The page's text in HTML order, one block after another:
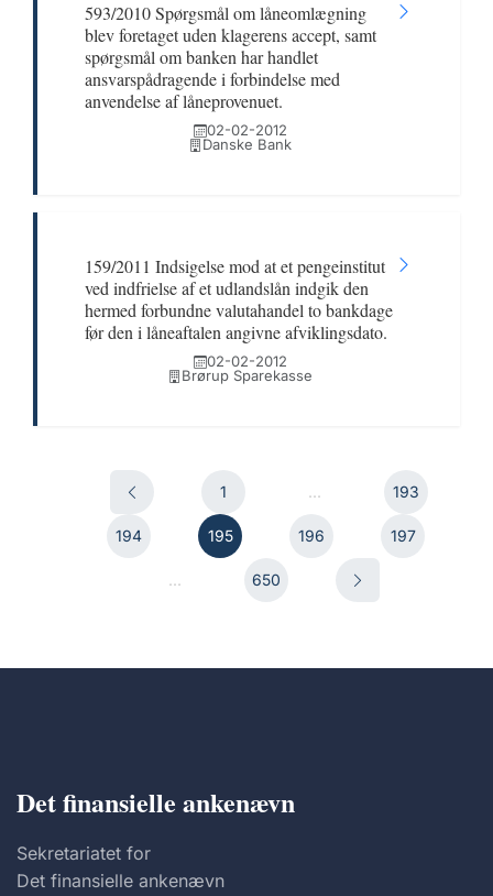
593/2010 Spørgsmål om låneomlægning
blev foretaget uden klagerens accept, samt
spørgsmål om banken har handlet
ansvarspådragende i forbindelse med
anvendelse af låneprovenuet.
02-02-2012
Danske Bank
159/2011 Indsigelse mod at et pengeinstitut
ved indfrielse af et udlandslån indgik den
hermed forbundne valutahandel to bankdage
før den i låneaftalen angivne afviklingsdato.
02-02-2012
Brørup Sparekasse
1 ... 193
194 195 196 197
... 650
Det finansielle ankenævn
Sekretariatet for
Det finansielle ankenævn